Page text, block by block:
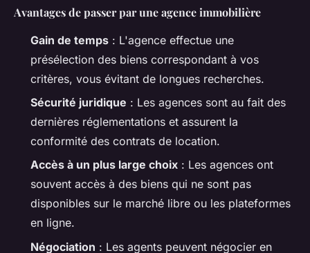
Avantages de passer par une agence immobilière
Gain de temps : L'agence effectue une
présélection des biens correspondant à vos
critères, vous évitant de longues recherches.
Sécurité juridique : Les agences sont au fait des
dernières réglementations et assurent la
conformité des contrats de location.
Accès à un plus large choix : Les agences ont
souvent accès à des biens qui ne sont pas
disponibles sur le marché libre ou les plateformes
en ligne.
Négociation : Les agents peuvent négocier en